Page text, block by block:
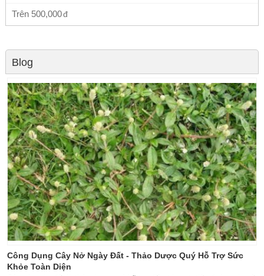
Trên 500,000
Blog
Công Dụng Cây Nở Ngày Đất - Thảo Dược Quý Hỗ Trợ Sức
Khỏe Toàn Diện